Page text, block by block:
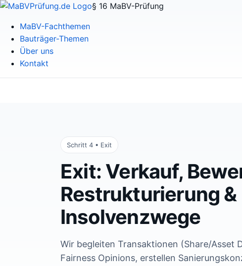
§ 16 MaBV-Prüfung
MaBV-Fachthemen
Bauträger-Themen
Über uns
Kontakt
Schritt 4 • Exit
Exit: Verkauf,
Restrukturierung &
Insolvenzwege
Wir begleiten Transaktionen (Share/Asset
Fairness Opinions, erstellen